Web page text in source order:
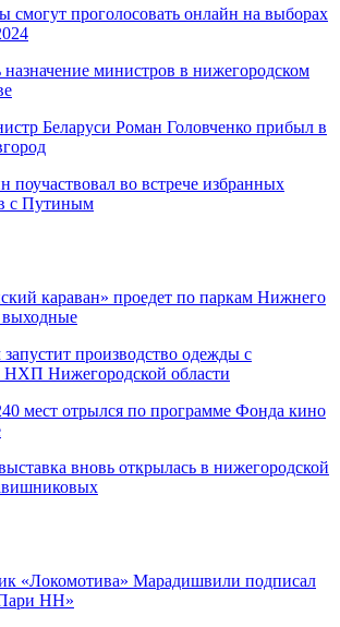
смогут проголосовать онлайн на выборах
назначение министров в нижегородском
Беларуси Роман Головченко прибыл в
поучаствовал во встрече избранных
с Путиным
караван» проедет по паркам Нижнего
производство одежды с
НХП Нижегородской области
мест отрылся по программе Фонда кино
вновь открылась в нижегородской
«Локомотива» Марадишвили подписал
НН»